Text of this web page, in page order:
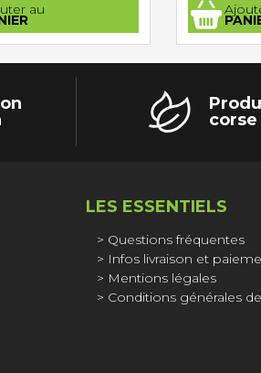
au
corse
LES ESSENTIELS
Questions fréquentes
Infos livraison et
Mentions légales
Conditions générales